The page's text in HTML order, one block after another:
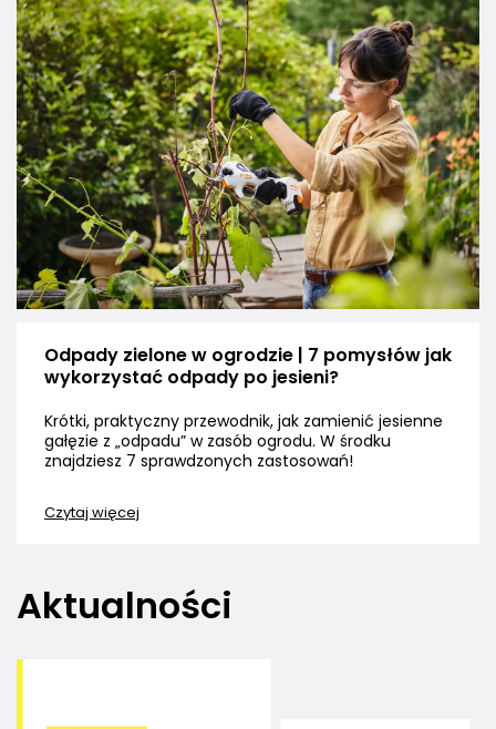
Odpady zielone w ogrodzie | 7 pomysłów jak
wykorzystać odpady po jesieni?
Krótki, praktyczny przewodnik, jak zamienić jesienne
gałęzie z „odpadu” w zasób ogrodu. W środku
znajdziesz 7 sprawdzonych zastosowań!
Czytaj więcej
Aktualności